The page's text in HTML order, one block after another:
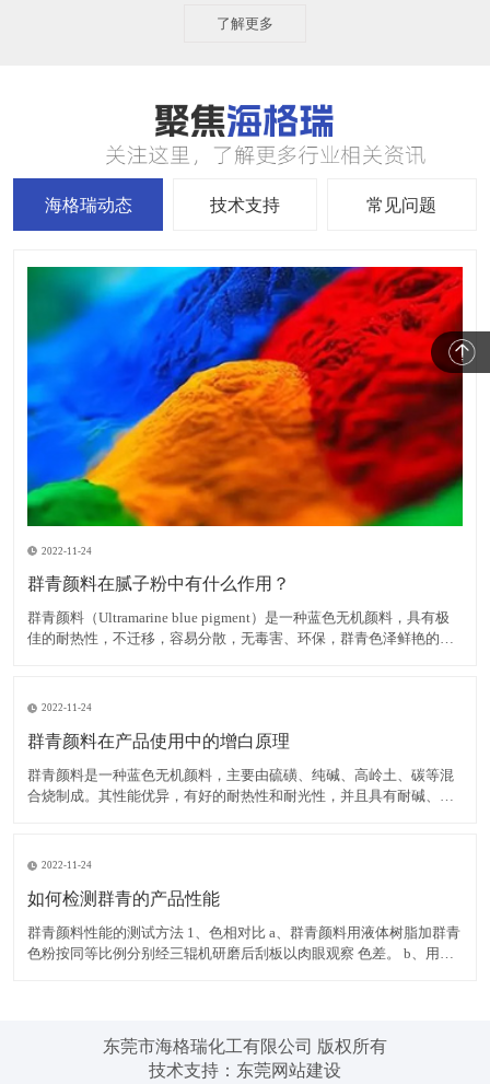
了解更多
海格瑞动态 技术支持 常见问题
2022-11-24
群青颜料在腻子粉中有什么作用？
群青颜料（Ultramarine blue pigment）是一种蓝色无机颜料，具有极
佳的耐热性，不迁移，容易分散，无毒害、环保，群青色泽鲜艳的蓝
原料的灰暗色光，令腻子粉获得极
2022-11-24
群青颜料在产品使用中的增白原理
群青颜料是一种蓝色无机颜料，主要由硫磺、纯碱、高岭土、碳等混
合烧制成。其性能优异，有好的耐热性和耐光性，并且具有耐碱、不
在运用中不会导致同色异谱现象的出现，能消除白色物质内黄色色
2022-11-24
如何检测群青的产品性能
群青颜料性能的测试方法 1、色相对比 a、群青颜料用液体树脂加群青
色粉按同等比例分别经三辊机研磨后刮板以肉眼观察 色差。 b、用塑
东莞市海格瑞化工有限公司 版权所有
技术支持： 东莞网站建设